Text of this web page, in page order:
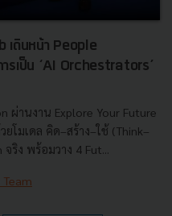
เดินหน้า People
เป็น ‘AI Orchestrators’
ผ่านงาน Explore Your Future
โมเดล คิด–สร้าง–ใช้ (Think–
ริง พร้อมวาง 4 Fut...
Team